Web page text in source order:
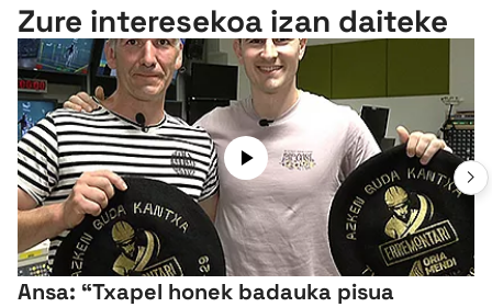
Zure interesekoa izan daiteke
Ansa: “Txapel honek badauka pisua